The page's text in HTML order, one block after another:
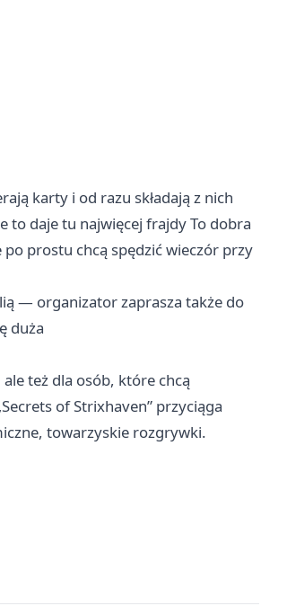
karty i od razu składają z nich
to daje tu najwięcej frajdy To dobra
prostu chcą spędzić wieczór przy
— organizator zaprasza także do
duża
ale też dla osób, które chcą
of Strixhaven” przyciąga
towarzyskie rozgrywki.